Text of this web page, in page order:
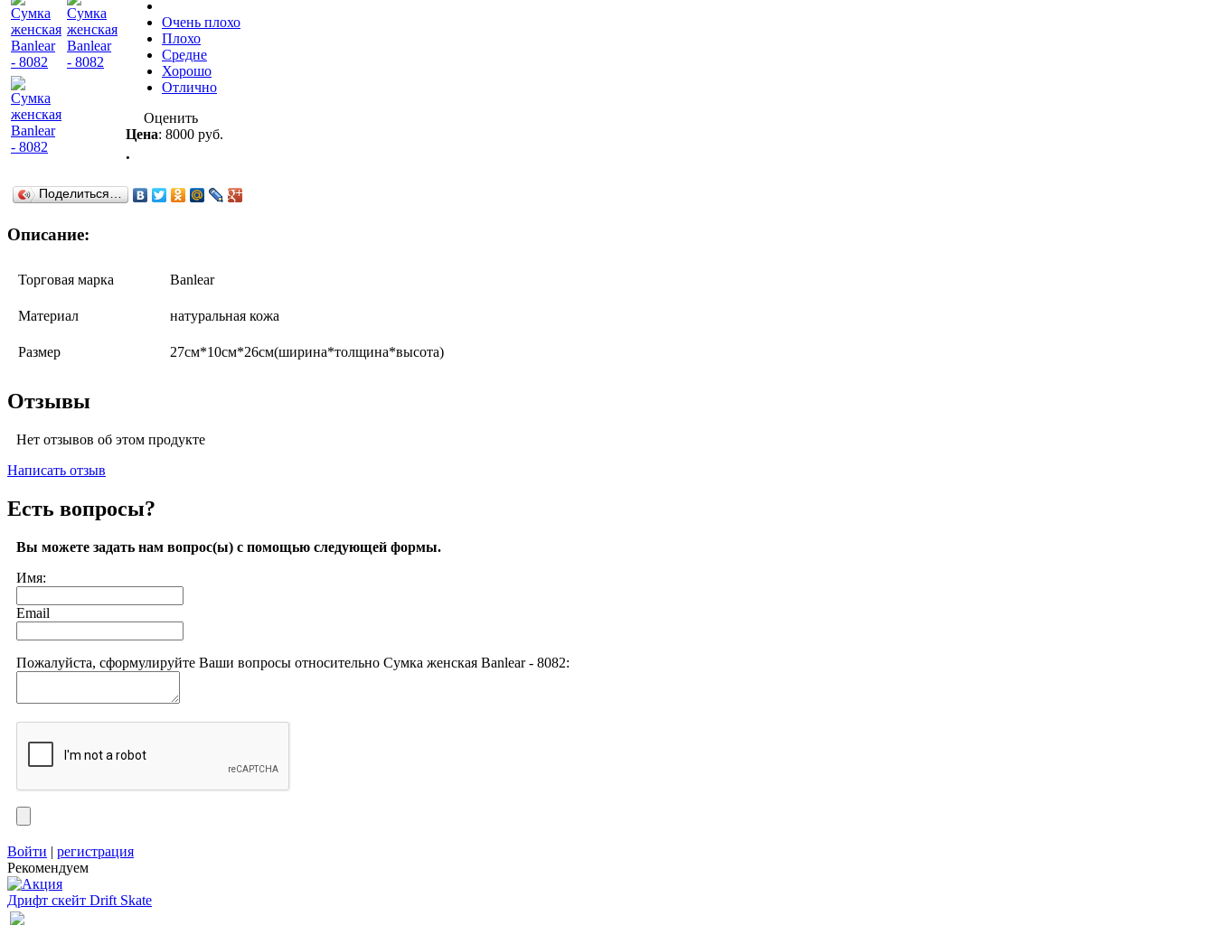
Очень плохо
Плохо
Средне
Хорошо
Отлично
Оценить
Цена: 8000 руб.
.
Поделиться…
Описание:
Торговая марка Banlear
Материал натуральная кожа
Размер 27см*10см*26см(ширина*толщина*высота)
Отзывы
Нет отзывов об этом продукте
Написать отзыв
Есть вопросы?
Вы можете задать нам вопрос(ы) с помощью следующей формы.
Имя:
Email
Пожалуйста, сформулируйте Ваши вопросы относительно Сумка женская Banlear - 8082:
Войти | регистрация
Рекомендуем
Дрифт скейт Drift Skate